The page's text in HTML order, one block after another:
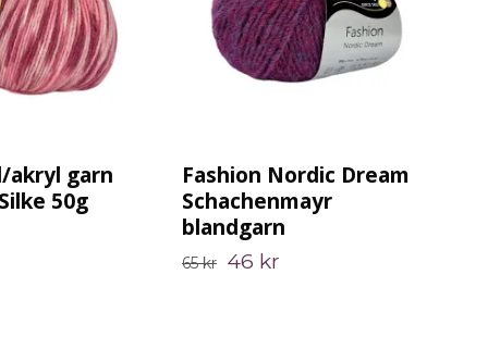
akryl garn
50g
Fashion Nordic Dream
Schachenmayr
blandgarn
65 kr 46 kr